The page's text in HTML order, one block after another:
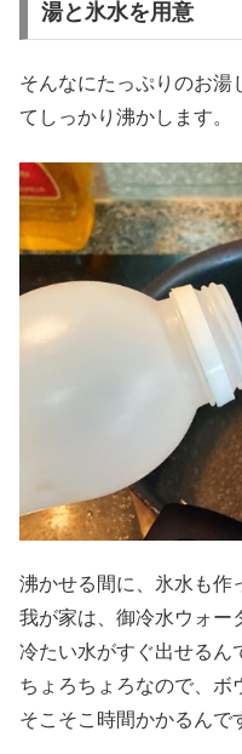
湯と氷水を用意
そんなにたっぷりのお湯
てしっかり沸かします。
沸かせる間に、氷水も作
我が家は、御冷水ウォー
冷たい水がすぐ出せるん
ちょろちょろなので、ボ
そこそこ時間かかるんで